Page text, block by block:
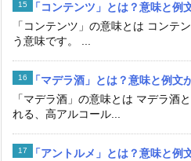
「コンテンツ」とは？意味と例
「コンテンツ」の意味とは コンテ
う意味です。 ...
「マデラ酒」とは？意味と例文
「マデラ酒」の意味とは マデラ酒
れる、高アルコール...
「アントルメ」とは？意味と例